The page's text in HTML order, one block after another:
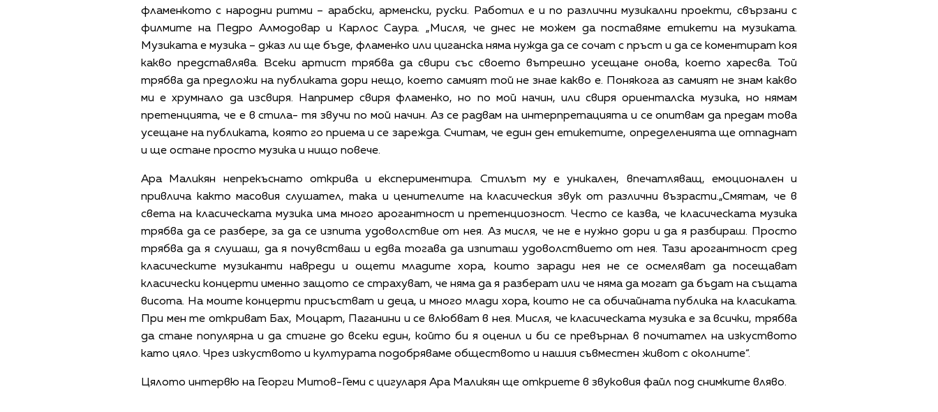
фламенкото с народни ритми – арабски, арменски, руски. Работил е и по различни музикални проекти, свързани с
филмите на Педро Алмодовар и Карлос Саура. „Мисля, че днес не можем да поставяме етикети на музиката.
Музиката е музика – джаз ли ще бъде, фламенко или циганска няма нужда да се сочат с пръст и да се коментират коя
какво представлява. Всеки артист трябва да свири със своето вътрешно усещане онова, което харесва. Той
трябва да предложи на публиката дори нещо, което самият той не знае какво е. Понякога аз самият не знам какво
ми е хрумнало да изсвиря. Например свиря фламенко, но по мой начин, или свиря ориенталска музика, но нямам
претенцията, че е в стила- тя звучи по мой начин. Аз се радвам на интерпретацията и се опитвам да предам това
усещане на публиката, която го приема и се зарежда. Считам, че един ден етикетите, определенията ще отпаднат
и ще остане просто музика и нищо повече.
Ара Маликян непрекъснато открива и експериментира. Стилът му е уникален, впечатляващ, емоционален и
привлича както масовия слушател, така и ценителите на класическия звук от различни възрасти.„Смятам, че в
света на класическата музика има много арогантност и претенциозност. Често се казва, че класическата музика
трябва да се разбере, за да се изпита удоволствие от нея. Аз мисля, че не е нужно дори и да я разбираш. Просто
трябва да я слушаш, да я почувстваш и едва тогава да изпиташ удоволствието от нея. Тази арогантност сред
класическите музиканти навреди и ощети младите хора, които заради нея не се осмеляват да посещават
класически концерти именно защото се страхуват, че няма да я разберат или че няма да могат да бъдат на същата
висота. На моите концерти присъстват и деца, и много млади хора, които не са обичайната публика на класиката.
При мен те откриват Бах, Моцарт, Паганини и се влюбват в нея. Мисля, че класическата музика е за всички, трябва
да стане популярна и да стигне до всеки един, който би я оценил и би се превърнал в почитател на изкуството
като цяло. Чрез изкуството и културата подобряваме обществото и нашия съвместен живот с околните“.
Цялото интервю на Георги Митов-Геми с цигуларя Ара Маликян ще откриете в звуковия файл под снимките вляво.